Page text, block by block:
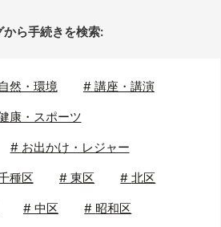
から手続きを検索:
自然・環境 # 講座・講演
康・スポーツ
# お出かけ・レジャー
種区 # 東区 #北区
# 中区 # 昭和区